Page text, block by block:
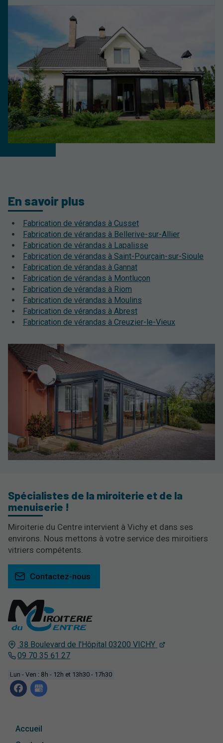
En savoir plus
Fabrication de vérandas à Cusset
Fabrication de vérandas à Bellerive-sur-Allier
Fabrication de vérandas à Lapalisse
Fabrication de vérandas à Saint-Pourçain-sur-Sioule
Fabrication de vérandas à Gannat
Fabrication de vérandas à Montluçon
Fabrication de vérandas à Riom
Fabrication de vérandas à Moulins
Fabrication de vérandas à Abrest
Fabrication de vérandas à Creuzier-le-Vieux
38 Boulevard de l'Hôpital 03200 VICHY
09 70 35 61 27
Lun - Ven : 8h - 12h et 13h30 - 17h30
Accueil
Spécialistes de la miroiterie et de la
menuiserie !
Miroiterie du Centre intervient à Vichy et dans ses
environs. Nous mettons à votre service des miroitiers
vitriers compétents.
Contactez-nous